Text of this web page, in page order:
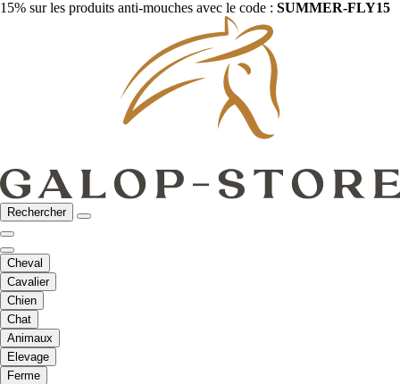
15% sur les produits anti-mouches avec le code : SUMMER-FLY15
Rechercher
Cheval
Cavalier
Chien
Chat
Animaux
Elevage
Ferme